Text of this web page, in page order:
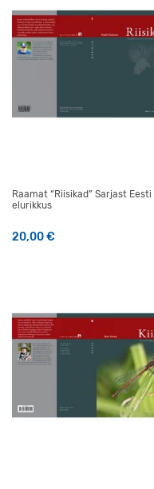
Raamat “Riisikad” Sarjast Eesti
elurikkus
20,00€